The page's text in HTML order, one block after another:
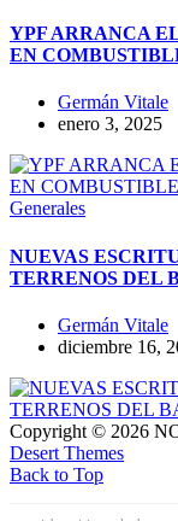
YPF ARRANCA
EN
Germán Vitale
enero 3, 2025
Generales
NUEVAS
TERRENOS DEL
Germán Vitale
diciembre 16,
Copyright © 2026
Desert Themes
Back to Top